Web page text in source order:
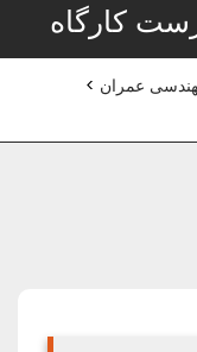
کارگاه
عمران >